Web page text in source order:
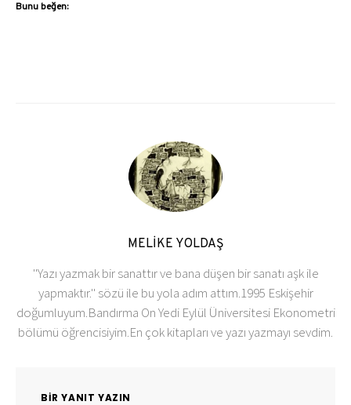
Bunu beğen:
MELİKE YOLDAŞ
''Yazı yazmak bir sanattır ve bana düşen bir sanatı aşk ile
yapmaktır.'' sözü ile bu yola adım attım.1995 Eskişehir
doğumluyum.Bandırma On Yedi Eylül Üniversitesi Ekonometri
bölümü öğrencisiyim.En çok kitapları ve yazı yazmayı sevdim.
BIR YANIT YAZIN